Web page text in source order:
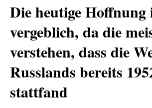
Die heutige Hoffnung
vergeblich, da die
verstehen, dass die
Russlands bereits
stattfand